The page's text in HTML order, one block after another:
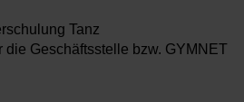
Tanz
die Geschäftsstelle bzw. GYMNET